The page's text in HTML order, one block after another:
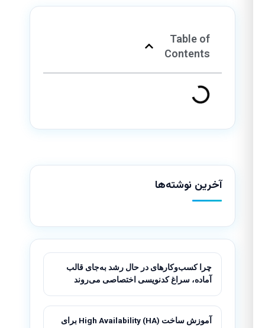
Table of
Contents
آخرین نوشته‌ها
چرا کسب‌وکارهای در حال رشد به‌جای قالب
آماده، سراغ کدنویسی اختصاصی می‌روند
آموزش ساخت High Availability (HA) برای